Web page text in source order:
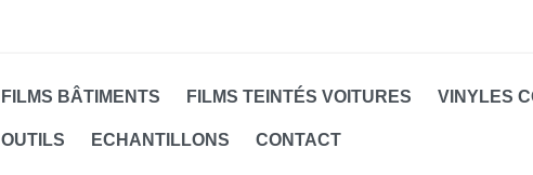
FILMS BÂTIMENTS FILMS TEINTÉS VOITURES VINYLES
OUTILS ECHANTILLONS CONTACT